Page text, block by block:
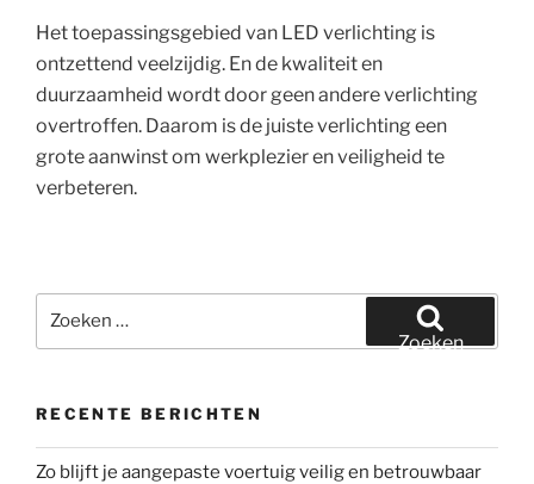
Het toepassingsgebied van LED verlichting is
ontzettend veelzijdig. En de kwaliteit en
duurzaamheid wordt door geen andere verlichting
overtroffen. Daarom is de juiste verlichting een
grote aanwinst om werkplezier en veiligheid te
verbeteren.
naar:
Zoeken
RECENTE BERICHTEN
Zo blijft je aangepaste voertuig veilig en betrouwbaar